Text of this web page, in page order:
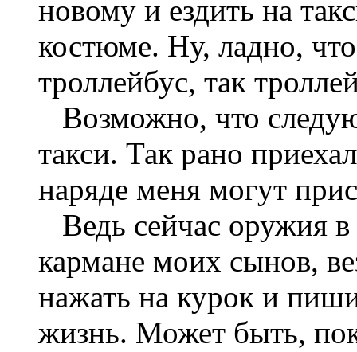
новому и ездить на
костюме. Ну, ладно,
троллейбус, так
Возможно, что
такси. Так рано
наряде меня могут
Ведь сейчас оружия в
кармане моих сынов,
нажать на курок и
жизнь. Может быть,